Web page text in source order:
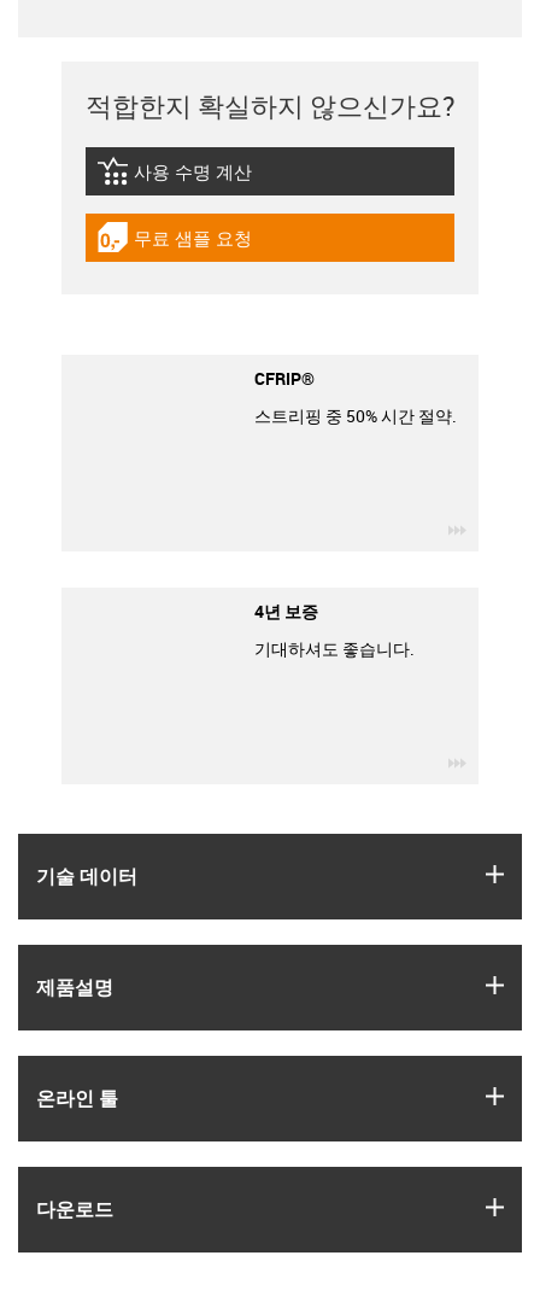
기술 데이터
제품­설명
온라인 툴
다운로드
적합한지 확실하지 않으신가요?
igus-icon-lebensdauerrechner
사용 수명 계산
igus-icon-gratismuster
무료 샘플 요청
CFRIP®
스트리핑 중 50% 시간 절약.
4년 보증
기대하셔도 좋습니다.